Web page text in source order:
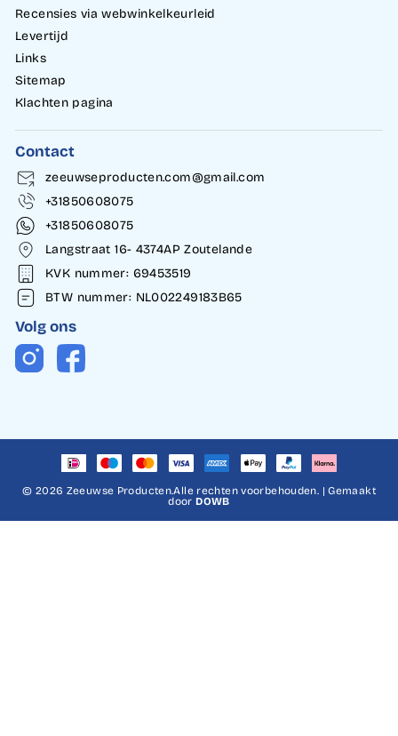
Recensies via webwinkelkeurleid
Levertijd
Links
Sitemap
Klachten pagina
Contact
zeeuwseproducten.com@gmail.com
+31850608075
+31850608075
Langstraat 16- 4374AP Zoutelande
KVK nummer: 69453519
BTW nummer: NL002249183B65
Volg ons
© 2026 Zeeuwse Producten.Alle rechten voorbehouden. | Gemaakt
doorDOWB